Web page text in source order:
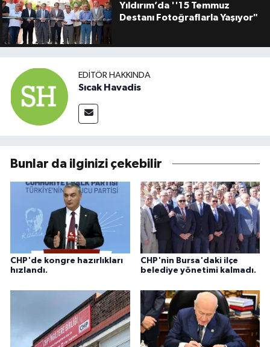
Yıldırım’da ''15 Temmuz
Destanı Fotoğraflarla Yaşıyor"
EDITÖR HAKKINDA
Sıcak Havadis
Bunlar da ilginizi çekebilir
CHP'de kongre hazırlıkları
hızlandı.
CHP'nin Bursa'daki ilçe
belediye yönetimi kalmadı.